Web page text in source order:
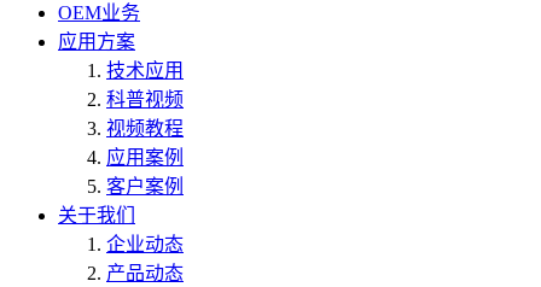
OEM业务
应用方案
技术应用
科普视频
视频教程
应用案例
客户案例
关于我们
企业动态
产品动态